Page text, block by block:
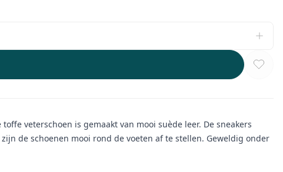
veterschoen is gemaakt van mooi suède leer. De sneakers
de schoenen mooi rond de voeten af te stellen. Geweldig onder